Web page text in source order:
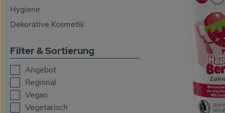
Hygiene
Dekorative Kosmetik
Filter & Sortierung
Angebot
Regional
Vegan
Vegetarisch